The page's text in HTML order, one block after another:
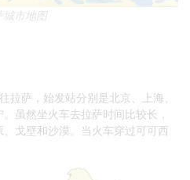
城市地图
拉萨，始发站分别是北京、上海、
虽然坐火车去拉萨时间比较长，
戈壁和沙漠。当火车穿过可可西